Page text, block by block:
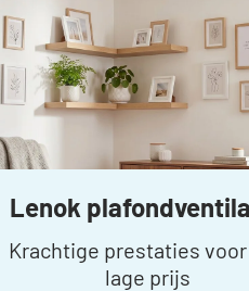
Lenok
Krachtige prestaties
lage prijs